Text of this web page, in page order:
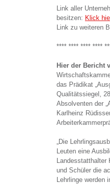
Link aller
besitzen: Klick
Link zu weiteren
**** **** **** ****
Hier der Bericht
das Prädikat
Qualitätssiegel,
Absolventen der
Karlheinz
„Die
Leuten eine
Landesstatthalter
und Schüler die
Lehrlinge werden